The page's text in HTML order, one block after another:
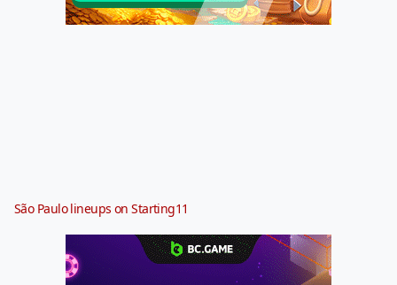
São Paulo lineups on Starting11